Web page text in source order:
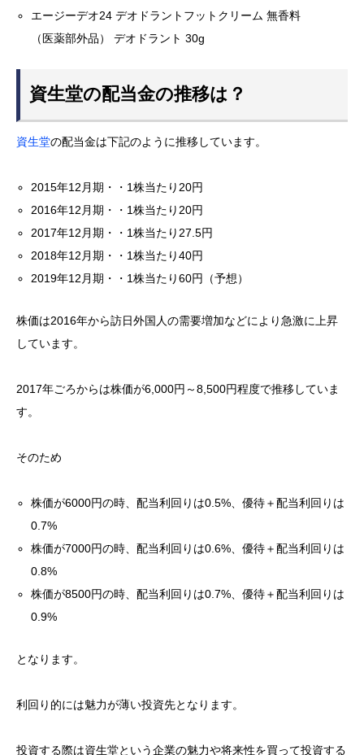
エージーデオ24 デオドラントフットクリーム 無香料
（医薬部外品） デオドラント 30g
資生堂の配当金の推移は？
資生堂の配当金は下記のように推移しています。
2015年12月期・・1株当たり20円
2016年12月期・・1株当たり20円
2017年12月期・・1株当たり27.5円
2018年12月期・・1株当たり40円
2019年12月期・・1株当たり60円（予想）
株価は2016年から訪日外国人の需要増加などにより急激に上昇
しています。
2017年ごろからは株価が6,000円～8,500円程度で推移していま
す。
そのため
株価が6000円の時、配当利回りは0.5%、優待＋配当利回りは
0.7%
株価が7000円の時、配当利回りは0.6%、優待＋配当利回りは
0.8%
株価が8500円の時、配当利回りは0.7%、優待＋配当利回りは
0.9%
となります。
利回り的には魅力が薄い投資先となります。
投資する際は資生堂という企業の魅力や将来性を買って投資する